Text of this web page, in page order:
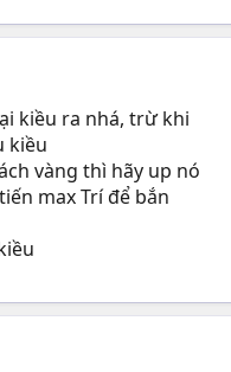
kiều ra nhá, trừ khi
kiều
vàng thì hãy up nó
max Trí để bắn